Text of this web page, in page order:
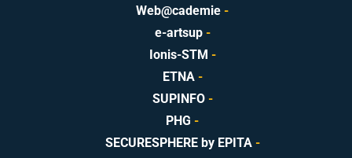
Web@cademie -
e-artsup-
Ionis-STM -
ETNA-
SUPINFO-
PHG -
SECURESPHERE by EPITA-